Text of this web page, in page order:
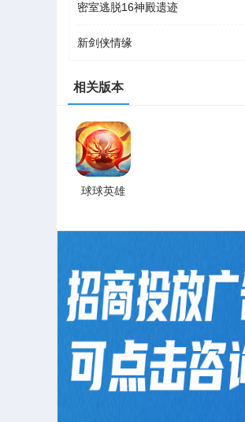
密室逃脱16神殿遗迹
新剑侠情缘
相关版本
球球英雄